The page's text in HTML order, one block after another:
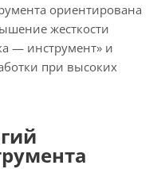
ориентирована
жесткости
— инструмент» и
при высоких